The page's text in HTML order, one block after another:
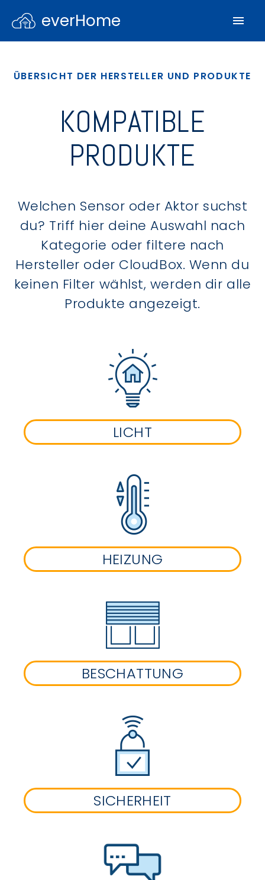
everHome
ÜBERSICHT DER HERSTELLER UND PRODUKTE
KOMPATIBLE
PRODUKTE
Welchen Sensor oder Aktor suchst
du? Triff hier deine Auswahl nach
Kategorie oder filtere nach
Hersteller oder CloudBox. Wenn du
keinen Filter wählst, werden dir alle
Produkte angezeigt.
LICHT
HEIZUNG
BESCHATTUNG
SICHERHEIT